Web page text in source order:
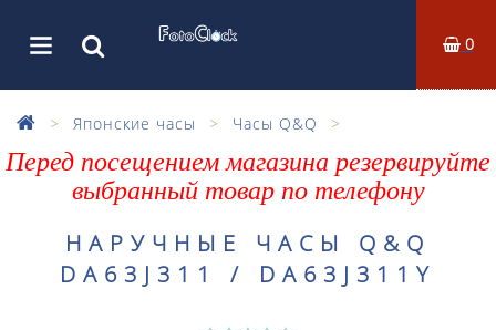
0
Японские часы Часы Q&Q
Перед посещением магазина резервируйте
выбранный товар по телефону
НАРУЧНЫЕ ЧАСЫ Q&Q
DA63J311 / DA63J311Y